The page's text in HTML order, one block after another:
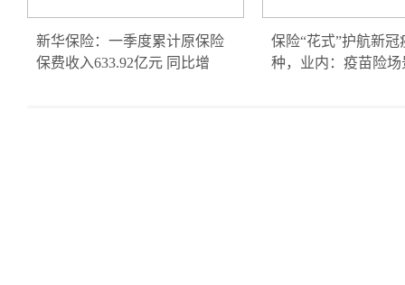
新华保险：一季度累计原保险
保费收入633.92亿元 同比增
保险“花式”护航新冠
种，业内：疫苗险场